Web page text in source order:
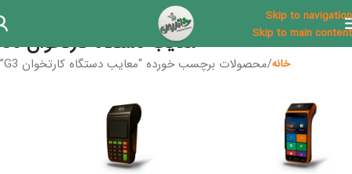
Skip to navigation
Skip to main content
معایب دستگاه کارتخوان G3
خانه محصولات برچسب خورده “معایب دستگاه کارتخوان G3”